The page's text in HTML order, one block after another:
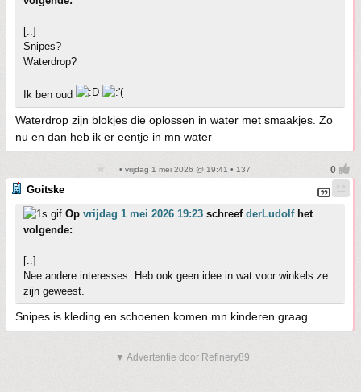
[..]
Snipes?
Waterdrop?
Ik ben oud
Waterdrop zijn blokjes die oplossen in water met smaakjes. Zo
nu en dan heb ik er eentje in mn water
• vrijdag 1 mei 2026 @ 19:41 • 137
Goitske
Op vrijdag 1 mei 2026 19:23 schreef derLudolfhet
volgende:
[..]
Nee andere interesses. Heb ook geen idee in wat voor winkels ze
zijn geweest.
Snipes is kleding en schoenen komen mn kinderen graag.
▼ Advertentie door Refinery89